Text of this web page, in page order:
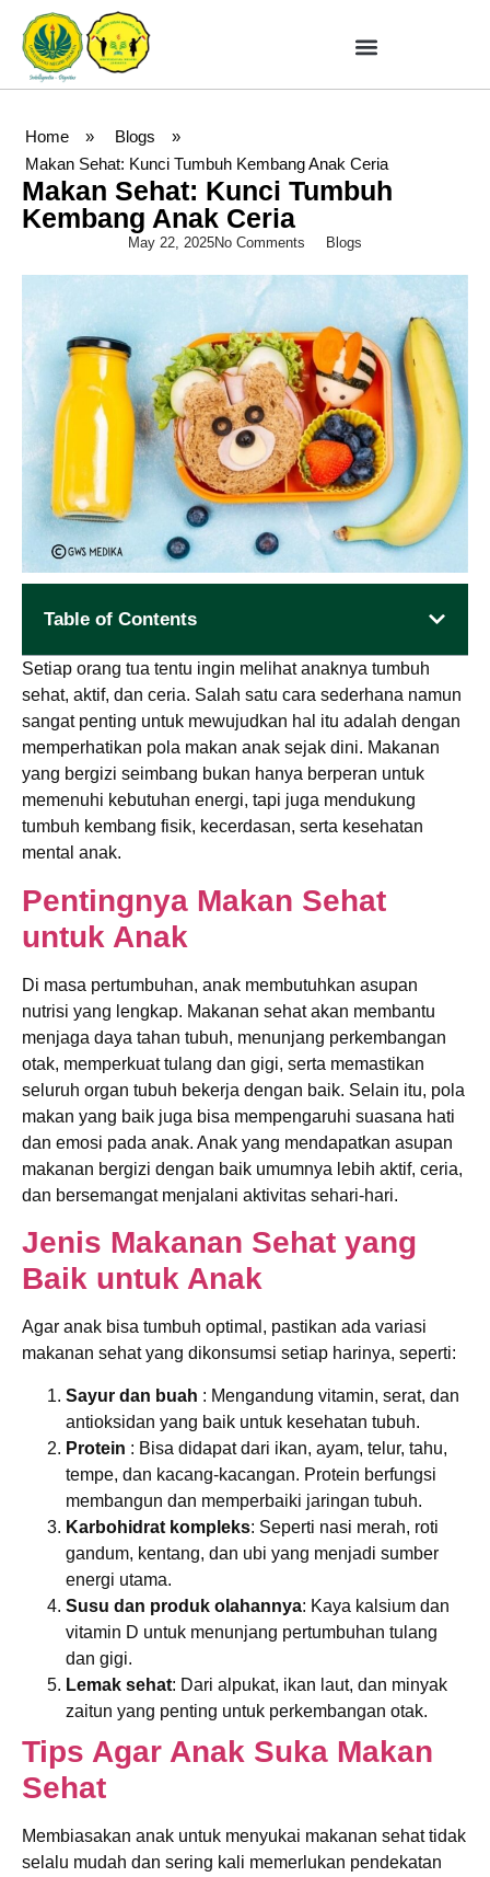
Home » Blogs
»
Makan Sehat: Kunci Tumbuh Kembang Anak Ceria
Makan Sehat: Kunci Tumbuh
Kembang Anak Ceria
May 22, 2025No Comments Blogs
Table of Contents
Setiap orang tua tentu ingin melihat anaknya tumbuh
sehat, aktif, dan ceria. Salah satu cara sederhana namun
sangat penting untuk mewujudkan hal itu adalah dengan
memperhatikan pola makan anak sejak dini. Makanan
yang bergizi seimbang bukan hanya berperan untuk
memenuhi kebutuhan energi, tapi juga mendukung
tumbuh kembang fisik, kecerdasan, serta kesehatan
mental anak.
Pentingnya Makan Sehat
untuk Anak
Di masa pertumbuhan, anak membutuhkan asupan
nutrisi yang lengkap. Makanan sehat akan membantu
menjaga daya tahan tubuh, menunjang perkembangan
otak, memperkuat tulang dan gigi, serta memastikan
seluruh organ tubuh bekerja dengan baik. Selain itu, pola
makan yang baik juga bisa mempengaruhi suasana hati
dan emosi pada anak. Anak yang mendapatkan asupan
makanan bergizi dengan baik umumnya lebih aktif, ceria,
dan bersemangat menjalani aktivitas sehari-hari.
Jenis Makanan Sehat yang
Baik untuk Anak
Agar anak bisa tumbuh optimal, pastikan ada variasi
makanan sehat yang dikonsumsi setiap harinya, seperti:
Sayur dan buah : Mengandung vitamin, serat, dan
antioksidan yang baik untuk kesehatan tubuh.
Protein : Bisa didapat dari ikan, ayam, telur, tahu,
tempe, dan kacang-kacangan. Protein berfungsi
membangun dan memperbaiki jaringan tubuh.
Karbohidrat kompleks: Seperti nasi merah, roti
gandum, kentang, dan ubi yang menjadi sumber
energi utama.
Susu dan produk olahannya: Kaya kalsium dan
vitamin D untuk menunjang pertumbuhan tulang
dan gigi.
Lemak sehat: Dari alpukat, ikan laut, dan minyak
zaitun yang penting untuk perkembangan otak.
Tips Agar Anak Suka Makan
Sehat
Membiasakan anak untuk menyukai makanan sehat tidak
selalu mudah dan sering kali memerlukan pendekatan